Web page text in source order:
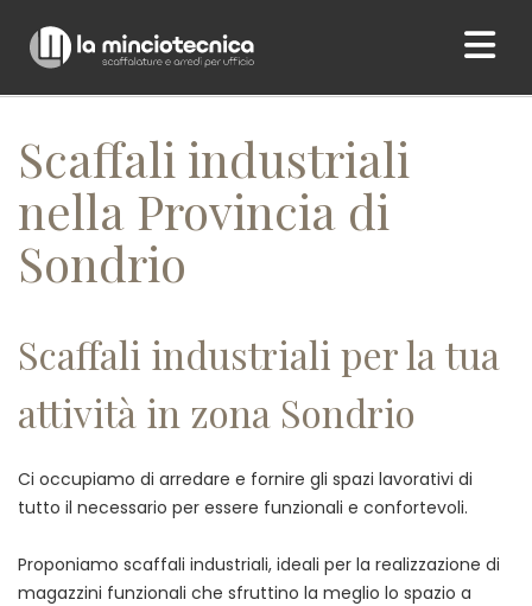
Home/ Scaffali industriali nella Provincia di Sondrio
Scaffali industriali
nella Provincia di
Sondrio
Scaffali industriali per la tua
attività in zona Sondrio
Ci occupiamo di arredare e fornire gli spazi lavorativi di
tutto il necessario per essere funzionali e confortevoli.
Proponiamo scaffali industriali, ideali per la realizzazione di
magazzini funzionali che sfruttino la meglio lo spazio a